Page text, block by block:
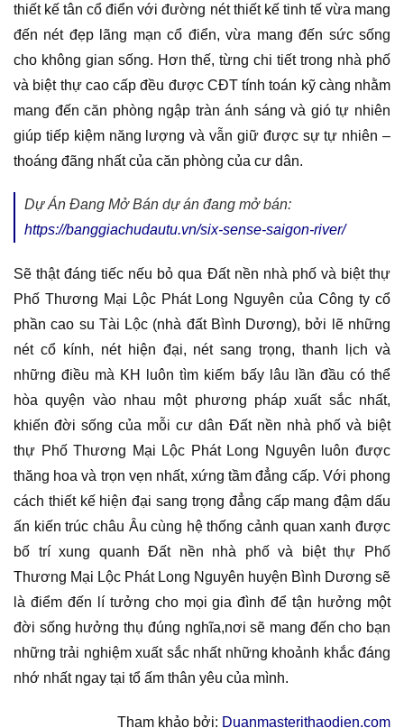
thiết kế tân cổ điển với đường nét thiết kế tinh tế vừa mang
đến nét đẹp lãng mạn cổ điển, vừa mang đến sức sống
cho không gian sống. Hơn thế, từng chi tiết trong nhà phố
và biệt thự cao cấp đều được CĐT tính toán kỹ càng nhằm
mang đến căn phòng ngập tràn ánh sáng và gió tự nhiên
giúp tiếp kiệm năng lượng và vẫn giữ được sự tự nhiên –
thoáng đãng nhất của căn phòng của cư dân.
Dự Án Đang Mở Bán dự án đang mở bán:
https://banggiachudautu.vn/six-sense-saigon-river/
Sẽ thật đáng tiếc nếu bỏ qua Đất nền nhà phố và biệt thự
Phố Thương Mại Lộc Phát Long Nguyên của Công ty cổ
phần cao su Tài Lộc (nhà đất Bình Dương), bởi lẽ những
nét cổ kính, nét hiện đại, nét sang trọng, thanh lịch và
những điều mà KH luôn tìm kiếm bấy lâu lần đầu có thể
hòa quyện vào nhau một phương pháp xuất sắc nhất,
khiến đời sống của mỗi cư dân Đất nền nhà phố và biệt
thự Phố Thương Mại Lộc Phát Long Nguyên luôn được
thăng hoa và trọn vẹn nhất, xứng tầm đẳng cấp. Với phong
cách thiết kế hiện đại sang trọng đẳng cấp mang đậm dấu
ấn kiến trúc châu Âu cùng hệ thống cảnh quan xanh được
bố trí xung quanh Đất nền nhà phố và biệt thự Phố
Thương Mại Lộc Phát Long Nguyên huyện Bình Dương sẽ
là điểm đến lí tưởng cho mọi gia đình để tận hưởng một
đời sống hưởng thụ đúng nghĩa,nơi sẽ mang đến cho bạn
những trải nghiệm xuất sắc nhất những khoảnh khắc đáng
nhớ nhất ngay tại tổ ấm thân yêu của mình.
Tham khảo bởi: Duanmasterithaodien.com